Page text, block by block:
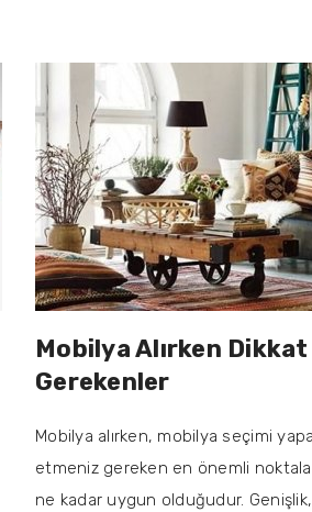
Mobilya Alırken
Gerekenler
Mobilya alırken, mobilya seçimi
etmeniz gereken en önemli
ne kadar uygun olduğudur.